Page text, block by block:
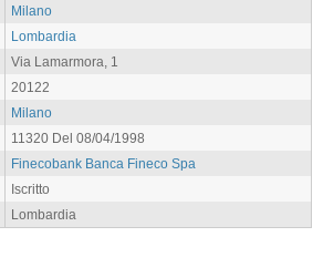
Milano
Lombardia
Via Lamarmora, 1
20122
Milano
11320 Del 08/04/1998
Finecobank Banca Fineco Spa
Iscritto
Lombardia